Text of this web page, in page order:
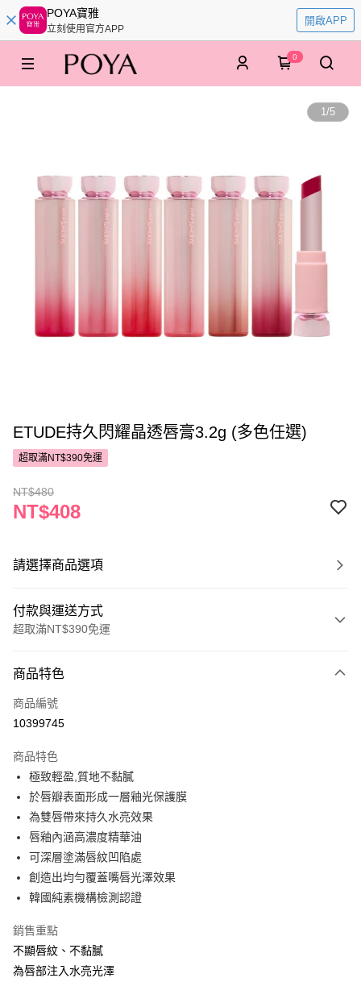
POYA寶雅
立刻使用官方APP
開啟APP
0
1/5
ETUDE持久閃耀晶透唇膏3.2g (多色任選)
超取滿NT$390免運
NT$480
NT$408
請選擇商品選項
付款與運送方式
超取滿NT$390免運
POYA支付
信用卡一次付款
LINE Pay
Apple Pay
街口支付
悠遊付
Google Pay
【關於「AFTEE先享後付」】
AFTEE先享後付是「在收到商品之後才付款」的支付方式。 讓您購物簡單
即享券
商品特色
商品編號
10399745
商品特色
極致輕盈,質地不黏膩
於唇瓣表面形成一層釉光保護膜
為雙唇帶來持久水亮效果
唇釉內涵高濃度精華油
可深層塗滿唇紋凹陷處
創造出均勻覆蓋嘴唇光澤效果
韓國純素機構檢測認證
銷售重點
不顯唇紋、不黏膩
為唇部注入水亮光澤